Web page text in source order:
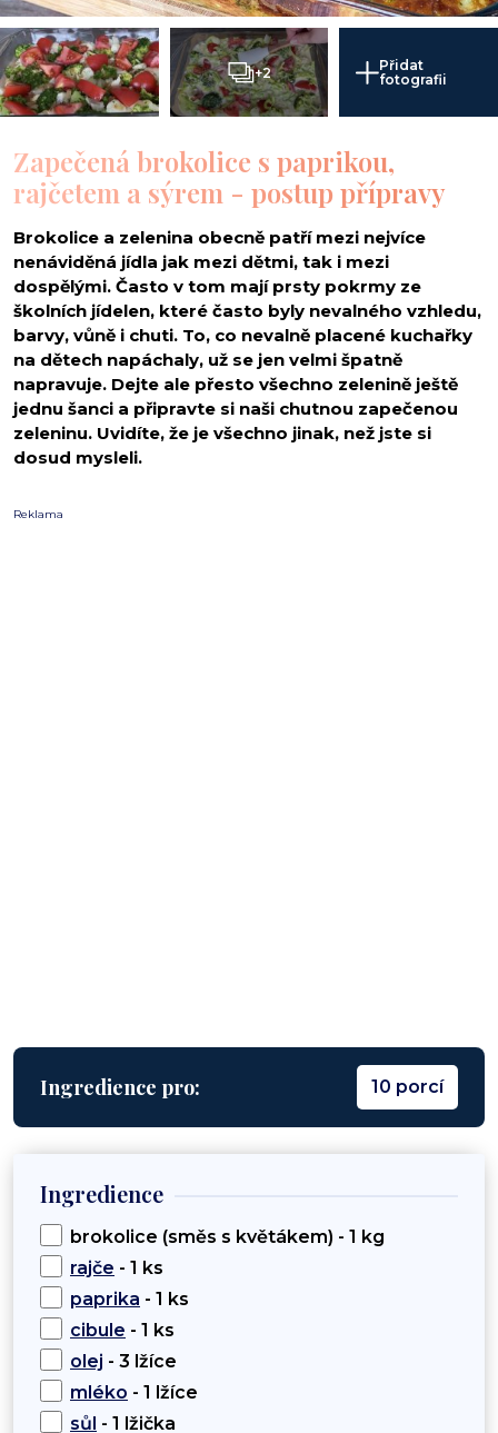
+2
Přidat
fotografii
Zapečená brokolice s paprikou,
rajčetem a sýrem - postup přípravy
Brokolice a zelenina obecně patří mezi nejvíce
nenáviděná jídla jak mezi dětmi, tak i mezi
dospělými. Často v tom mají prsty pokrmy ze
školních jídelen, které často byly nevalného vzhledu,
barvy, vůně i chuti. To, co nevalně placené kuchařky
na dětech napáchaly, už se jen velmi špatně
napravuje. Dejte ale přesto všechno zelenině ještě
jednu šanci a připravte si naši chutnou zapečenou
zeleninu. Uvidíte, že je všechno jinak, než jste si
dosud mysleli.
Reklama
Ingredience pro: 10 porcí
Ingredience
brokolice (směs s květákem) - 1 kg
rajče - 1 ks
paprika - 1 ks
cibule - 1 ks
olej - 3 lžíce
mléko - 1 lžíce
sůl - 1 lžička